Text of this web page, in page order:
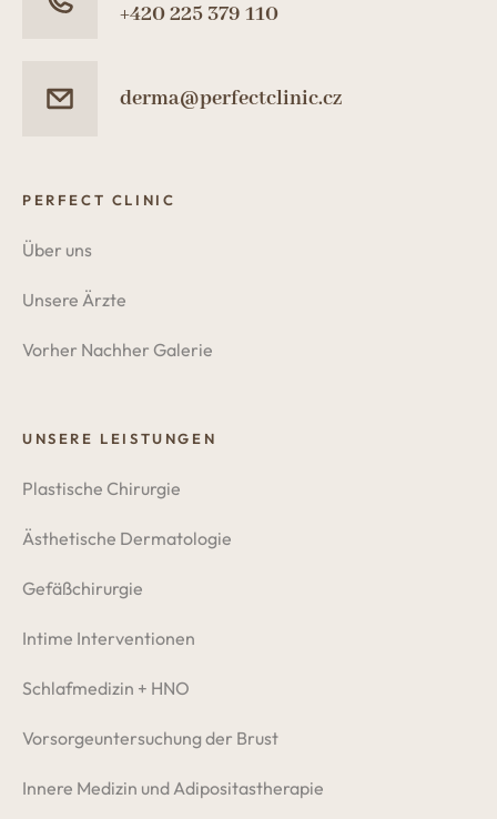
+420 225 379 110
derma@perfectclinic.cz
PERFECT CLINIC
Über uns
Unsere Ärzte
Vorher Nachher Galerie
UNSERE LEISTUNGEN
Plastische Chirurgie
Ästhetische Dermatologie
Gefäßchirurgie
Intime Interventionen
Schlafmedizin + HNO
Vorsorgeuntersuchung der Brust
Innere Medizin und Adipositastherapie